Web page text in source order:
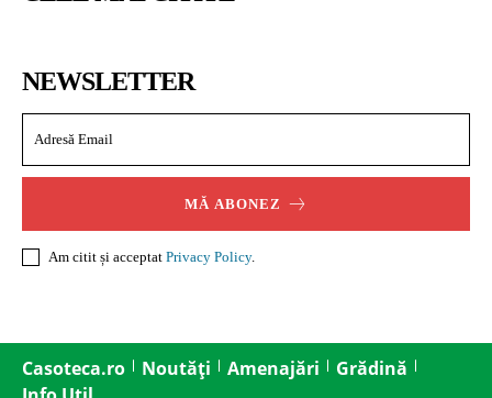
NEWSLETTER
MĂ ABONEZ
Am citit și acceptat Privacy Policy.
Casoteca.ro Noutăți Amenajări
Grădină